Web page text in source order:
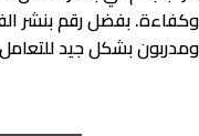
وكفاءة. بفضل رقم بنشر
ومدربون بشكل جيد